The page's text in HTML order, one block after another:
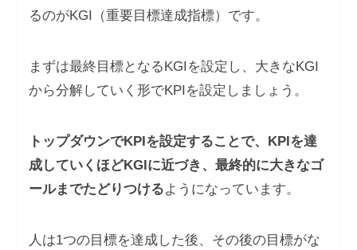
るのがKGI（重要目標達成指標）です。
まずは最終目標となるKGIを設定し、大きなKGI
から分解していく形でKPIを設定しましょう。
トップダウンでKPIを設定することで、KPIを達
成していくほどKGIに近づき、最終的に大きなゴ
ールまでたどりつけるようになっています。
人は1つの目標を達成した後、その後の目標がな